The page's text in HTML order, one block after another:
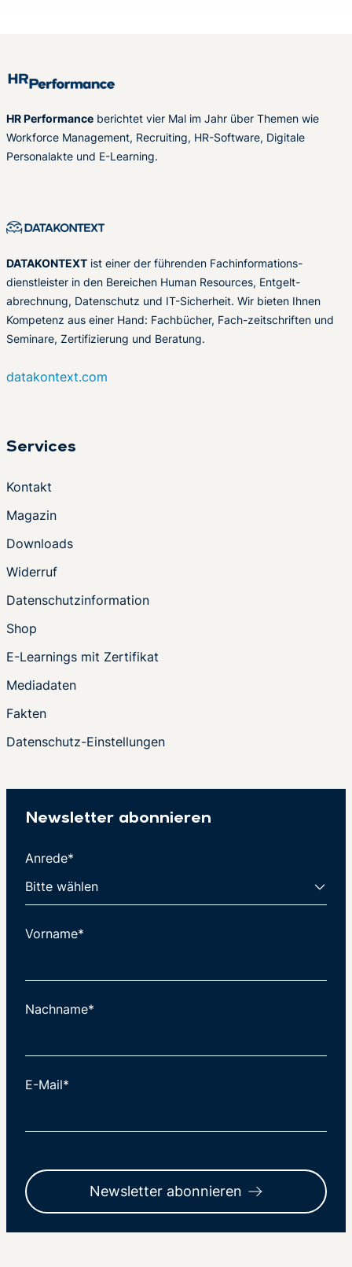
HR Performance berichtet vier Mal im Jahr über Themen wie
Workforce Management, Recruiting, HR-Software, Digitale
Personalakte und E-Learning.
DATAKONTEXT ist einer der führenden Fachinformations-
dienstleister in den Bereichen Human Resources, Entgelt-
abrechnung, Datenschutz und IT-Sicherheit. Wir bieten Ihnen
Kompetenz aus einer Hand: Fachbücher, Fach-zeitschriften und
Seminare, Zertifizierung und Beratung.
datakontext.com
Services
Kontakt
Magazin
Downloads
Widerruf
Datenschutzinformation
Shop
E-Learnings mit Zertifikat
Mediadaten
Fakten
Datenschutz-Einstellungen
Newsletter abonnieren
Anrede*
Vorname*
Nachname*
E-Mail*
Newsletter abonnieren